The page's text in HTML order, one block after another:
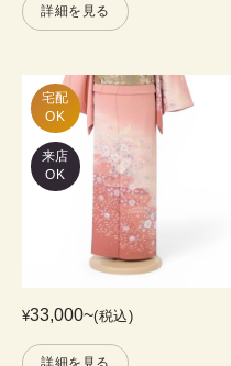
詳細を見る
宅配
OK
来店
OK
¥33,000~(税込)
詳細を見る